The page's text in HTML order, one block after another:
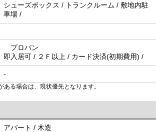
シューズボックス / トランクルーム / 敷地内駐
車場 /
プロパン
即入居可 / ２Ｆ以上 / カード決済(初期費用) /
-
る場合は、現状優先となります。
アパート / 木造